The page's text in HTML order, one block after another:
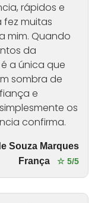
rápidos e
muitas
mim. Quando
da
a única que
sombra de
e
os
confirma.
Souza Marques
França
☆ 5/5